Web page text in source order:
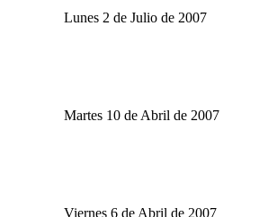
Lunes 2 de Julio de 2007
Martes 10 de Abril de 2007
Viernes 6 de Abril de 2007